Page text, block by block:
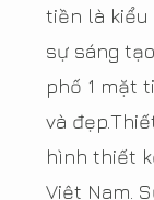
tiền là kiểu
sự sáng
phố 1 mặt
và
hình thiết
Việt Nam.